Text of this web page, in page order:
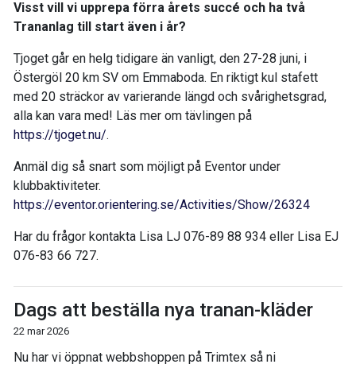
Visst vill vi upprepa förra årets succé och ha två
Trananlag till start även i år?
Tjoget går en helg tidigare än vanligt, den 27-28 juni, i
Östergöl 20 km SV om Emmaboda. En riktigt kul stafett
med 20 sträckor av varierande längd och svårighetsgrad,
alla kan vara med! Läs mer om tävlingen på
https://tjoget.nu/.
Anmäl dig så snart som möjligt på Eventor under
klubbaktiviteter.
https://eventor.orientering.se/Activities/Show/26324
Har du frågor kontakta Lisa LJ 076-89 88 934 eller Lisa EJ
076-83 66 727.
Dags att beställa nya tranan-kläder
22 mar 2026
Nu har vi öppnat webbshoppen på Trimtex så ni